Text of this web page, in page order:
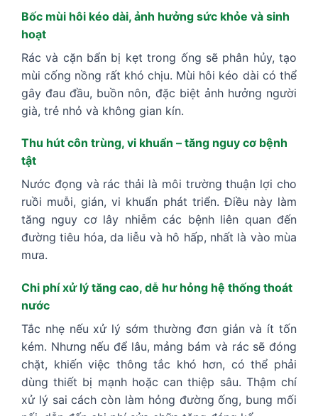
Bốc mùi hôi kéo dài, ảnh hưởng sức khỏe và sinh
hoạt
Rác và cặn bẩn bị kẹt trong ống sẽ phân hủy, tạo
mùi cống nồng rất khó chịu. Mùi hôi kéo dài có thể
gây đau đầu, buồn nôn, đặc biệt ảnh hưởng người
già, trẻ nhỏ và không gian kín.
Thu hút côn trùng, vi khuẩn – tăng nguy cơ bệnh
tật
Nước đọng và rác thải là môi trường thuận lợi cho
ruồi muỗi, gián, vi khuẩn phát triển. Điều này làm
tăng nguy cơ lây nhiễm các bệnh liên quan đến
đường tiêu hóa, da liễu và hô hấp, nhất là vào mùa
mưa.
Chi phí xử lý tăng cao, dễ hư hỏng hệ thống thoát
nước
Tắc nhẹ nếu xử lý sớm thường đơn giản và ít tốn
kém. Nhưng nếu để lâu, mảng bám và rác sẽ đóng
chặt, khiến việc thông tắc khó hơn, có thể phải
dùng thiết bị mạnh hoặc can thiệp sâu. Thậm chí
xử lý sai cách còn làm hỏng đường ống, bung mối